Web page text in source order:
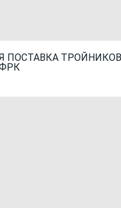
ПОСТАВКА